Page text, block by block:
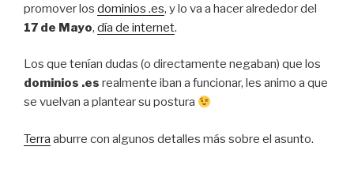
promover los dominios .es, y lo va a hacer alrededor del
17 de Mayo, día de internet.
Los que tenían dudas (o directamente negaban) que los
dominios .es realmente iban a funcionar, les animo a que
se vuelvan a plantear su postura
Terra aburre con algunos detalles más sobre el asunto.